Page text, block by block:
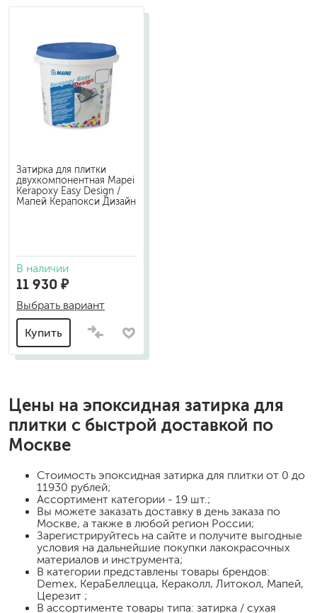
Затирка для плитки
двухкомпонентная Mapei
Kerapoxy Easy Design /
Мапей Керапокси Дизайн
В наличии
11 930 ₽
Выбрать вариант
Купить
Цены на эпоксидная затирка для
плитки с быстрой доставкой по
Москве
Стоимость эпоксидная затирка для плитки от 0 до
11930 рублей;
Ассортимент категории - 19 шт.;
Вы можете заказать доставку в день заказа по
Москве, а также в любой регион России;
Зарегистрируйтесь на сайте и получите выгодные
условия на дальнейшие покупки лакокрасочных
материалов и инструмента;
В категории представлены товары брендов:
Demex, КераБеллецца, Кераколл, Литокол, Мапей,
Церезит ;
В ассортименте товары типа: затирка / сухая